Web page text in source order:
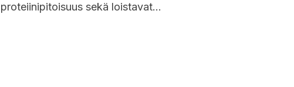
proteiinipitoisuus sekä loistavat